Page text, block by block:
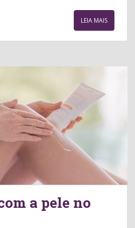
LEIA MAIS
a pele no